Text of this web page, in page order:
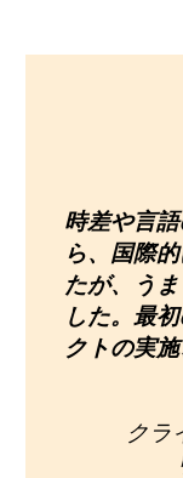
時差や言
ら、国際
たが、う
した。最
クトの実
クラ